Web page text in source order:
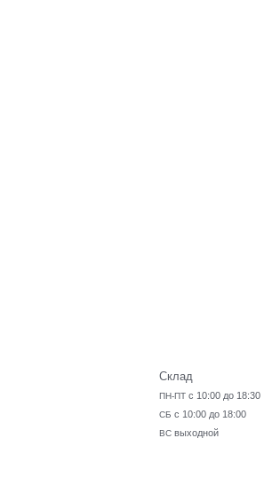
Склад
ПН-ПТ с 10:00 до 18:30
СБ с 10:00 до 18:00
ВС выходной